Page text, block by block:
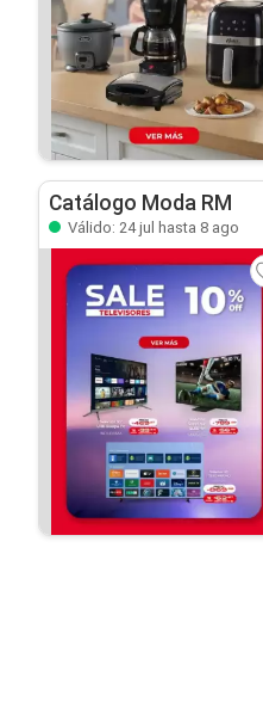
Catálogo Moda RM
Válido: 24 jul hasta 8 ago